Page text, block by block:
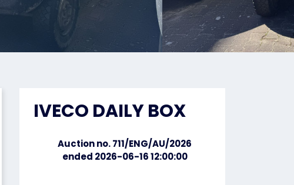
IVECO DAILY BOX
Auction no. 711/ENG/AU/2026
ended 2026-06-16 12:00:00